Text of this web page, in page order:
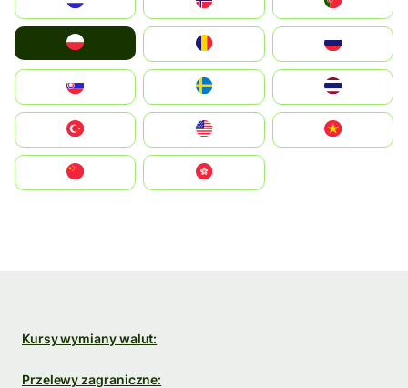
United States
中國香港特別行政區
Kursy wymiany walut:
Przelewy zagraniczne: